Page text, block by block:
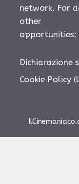
network. For
other
opportunities:
Dichiarazione
Cookie Policy